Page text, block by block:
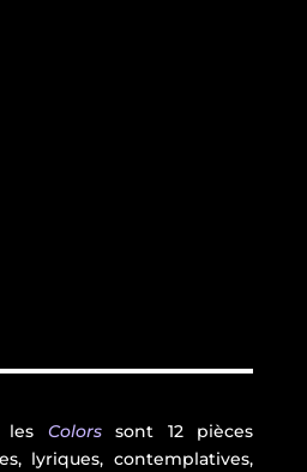
les Colorssont 12 pièces
lyriques, contemplatives,